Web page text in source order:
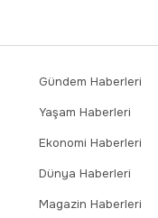
Gündem Haberleri
Yaşam Haberleri
Ekonomi Haberleri
Dünya Haberleri
Magazin Haberleri